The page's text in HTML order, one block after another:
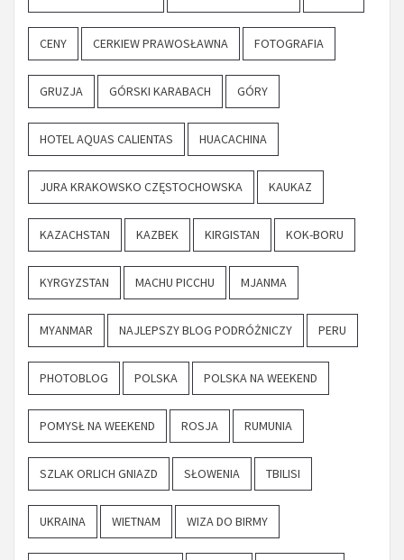
CENY CERKIEW PRAWOSŁAWNA FOTOGRAFIA
GRUZJA GÓRSKI KARABACH GÓRY
HOTEL AQUAS CALIENTAS HUACACHINA
JURA KRAKOWSKO CZĘSTOCHOWSKA KAUKAZ
KAZACHSTAN KAZBEK KIRGISTAN KOK-BORU
KYRGYZSTAN MACHU PICCHU MJANMA
MYANMAR NAJLEPSZY BLOG PODRÓŻNICZY PERU
PHOTOBLOG POLSKA POLSKA NA WEEKEND
POMYSŁ NA WEEKEND ROSJA RUMUNIA
SZLAK ORLICH GNIAZD SŁOWENIA TBILISI
UKRAINA WIETNAM WIZA DO BIRMY